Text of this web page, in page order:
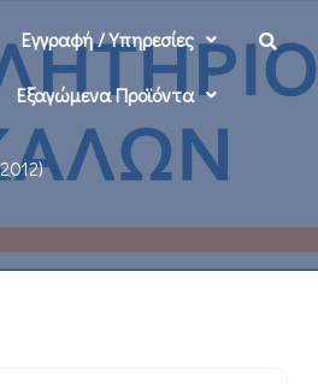
Εγγραφή / Υπηρεσίες
Εξαγώμενα Προϊόντα